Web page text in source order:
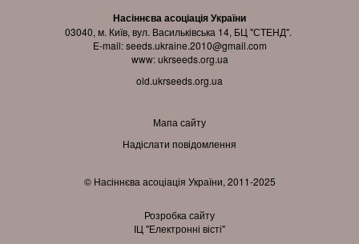
Насіннєва асоціація України
03040, м. Київ, вул. Васильківська 14, БЦ "СТЕНД".
E-mail:seeds.ukraine.2010@gmail.com
www:ukrseeds.org.ua
old.ukrseeds.org.ua
Мапа сайту
Надіслати повідомлення
© Насіннєва асоціація України, 2011-2025
Розробка сайту
ІЦ "Електронні вісті"